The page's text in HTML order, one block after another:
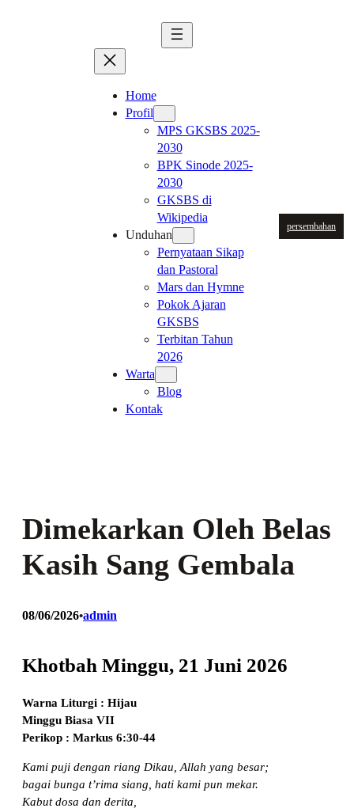
Home
Profil
MPS GKSBS 2025-
2030
BPK Sinode 2025-
2030
GKSBS di
Wikipedia
Unduhan
Pernyataan Sikap
dan Pastoral
Mars dan Hymne
Pokok Ajaran
GKSBS
Terbitan Tahun
2026
Warta
Blog
Kontak
persembahan
Dimekarkan Oleh Belas
Kasih Sang Gembala
08/06/2026•admin
Khotbah Minggu, 21 Juni 2026
Warna Liturgi : Hijau
Minggu Biasa VII
Perikop : Markus 6:30-44
Kami puji dengan riang Dikau, Allah yang besar;
bagai bunga t’rima siang, hati kami pun mekar.
Kabut dosa dan derita,